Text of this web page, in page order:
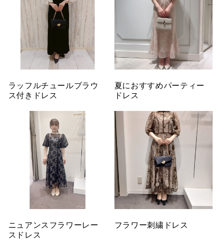
ラッフルチュールブラウ
ス付きドレス
夏におすすめパーティー
ドレス
ニュアンスフラワーレー
スドレス
フラワー刺繍ドレス